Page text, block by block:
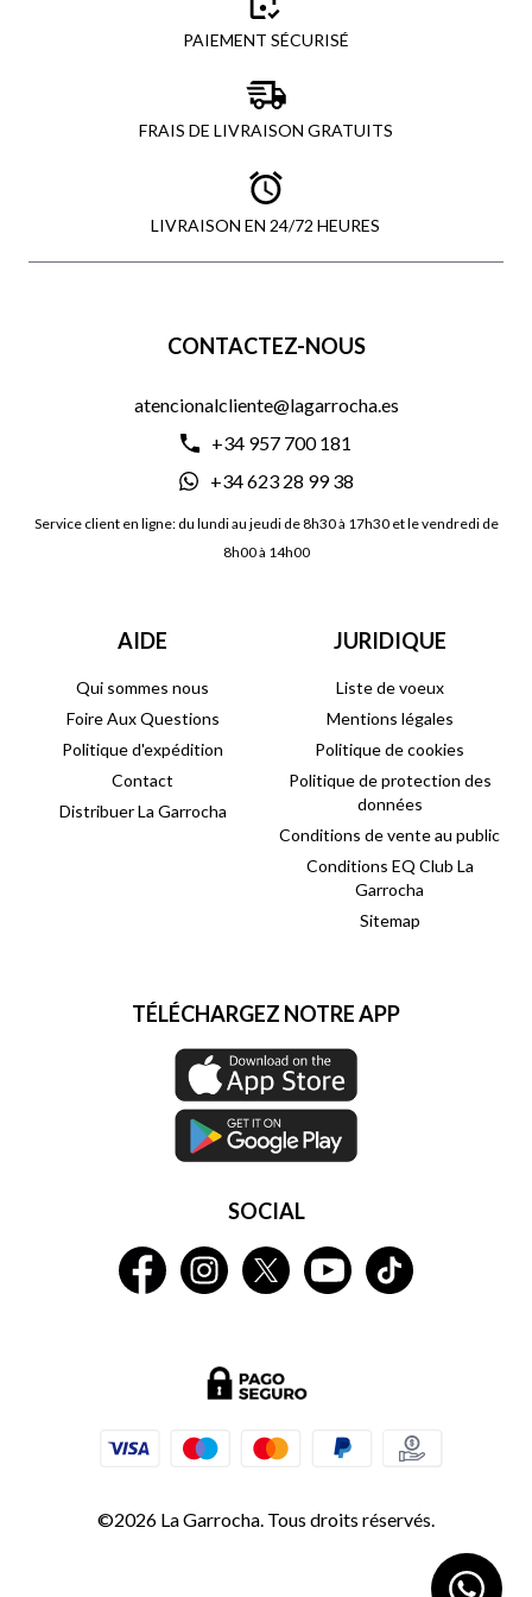
PAIEMENT SÉCURISÉ
FRAIS DE LIVRAISON GRATUITS
LIVRAISON EN 24/72 HEURES
CONTACTEZ-NOUS
atencionalcliente@lagarrocha.es
+34 957 700 181
+34 623 28 99 38
Service client en ligne: du lundi au jeudi de 8h30 à 17h30 et le vendredi de
8h00 à 14h00
AIDE
Qui sommes nous
Foire Aux Questions
Politique d'expédition
Contact
Distribuer La Garrocha
JURIDIQUE
Liste de voeux
Mentions légales
Politique de cookies
Politique de protection des
données
Conditions de vente au public
Conditions EQ Club La
Garrocha
Sitemap
TÉLÉCHARGEZ NOTRE APP
SOCIAL
©2026 La Garrocha. Tous droits réservés.